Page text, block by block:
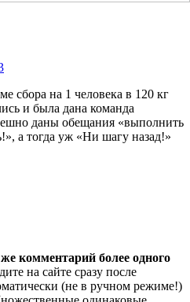
сбора на 1 человека в 120 кг
и была дана команда
даны обещания «выполнить
а тогда уж «Ни шагу назад!»
комментарий более одного
на сайте сразу после
(не в ручном режиме!)